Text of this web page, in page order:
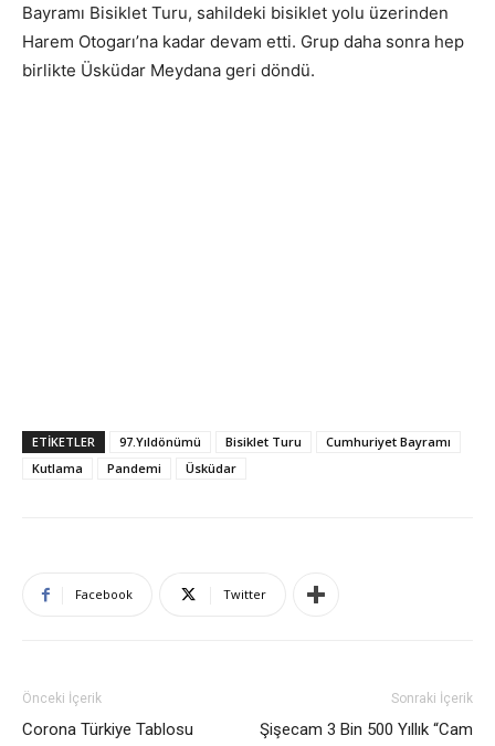
Bayramı Bisiklet Turu, sahildeki bisiklet yolu üzerinden
Harem Otogarı’na kadar devam etti. Grup daha sonra hep
birlikte Üsküdar Meydana geri döndü.
ETIKETLER 97.Yıldönümü Bisiklet Turu
Cumhuriyet Bayramı
Kutlama
Pandemi Üsküdar
Facebook Twitter
Önceki İçerik
Corona Türkiye Tablosu
Sonraki İçerik
Şişecam 3 Bin 500 Yıllık “Cam